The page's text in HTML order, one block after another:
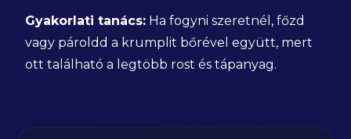
Gyakorlati tanács: Ha fogyni szeretnél, főzd
vagy pároldd a krumplit bőrével együtt, mert
ott található a legtöbb rost és tápanyag.